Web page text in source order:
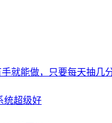
就能做，只要每天抽几
统超级好